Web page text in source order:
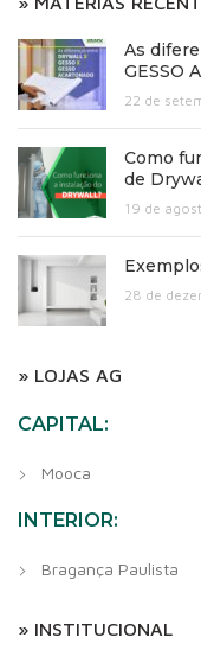
As
GESSO
22 de
Como
de
19 de
28 de
» LOJAS AG
CAPITAL:
Mooca
INTERIOR:
Bragança Paulista
» INSTITUCIONAL